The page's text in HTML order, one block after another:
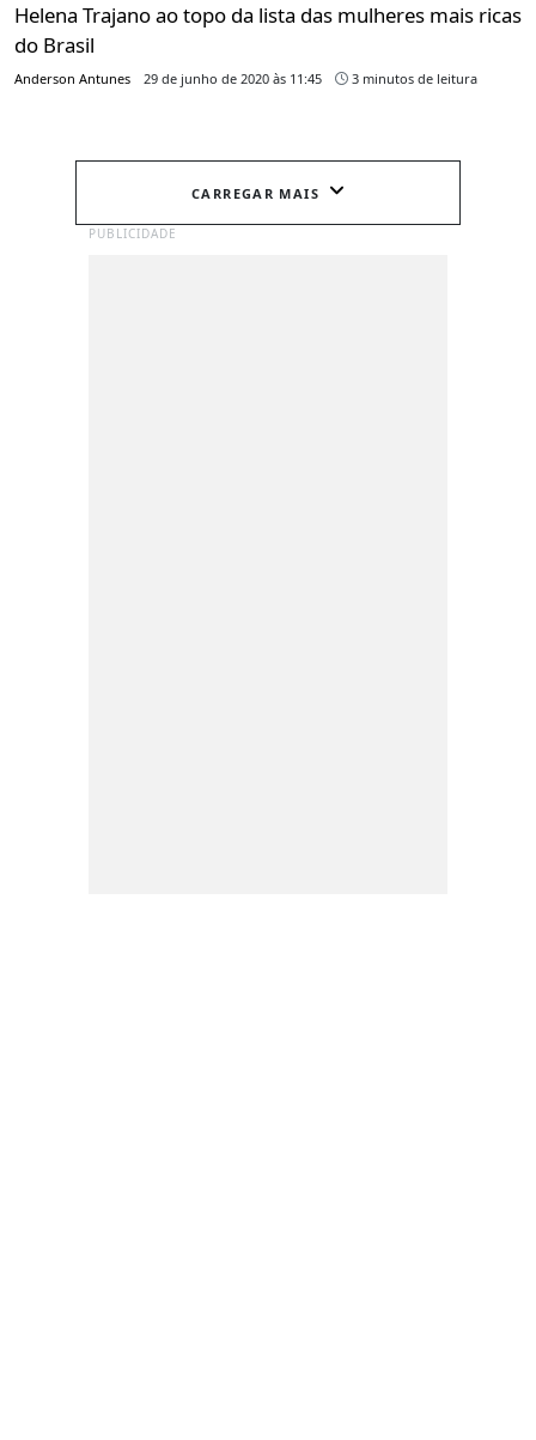
Helena Trajano ao topo da lista das mulheres mais ricas
do Brasil
Anderson Antunes 29 de junho de 2020 às 11:45 3 minutos de leitura
CARREGAR MAIS
PUBLICIDADE